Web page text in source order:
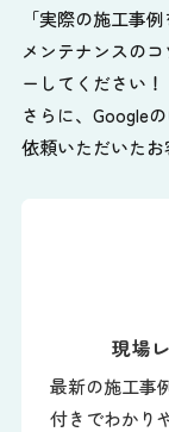
「実際の施工事
メンテナンスの
ーしてください！
さらに、Google
依頼いただいたお
現場
最新の施工事
付きでわかり